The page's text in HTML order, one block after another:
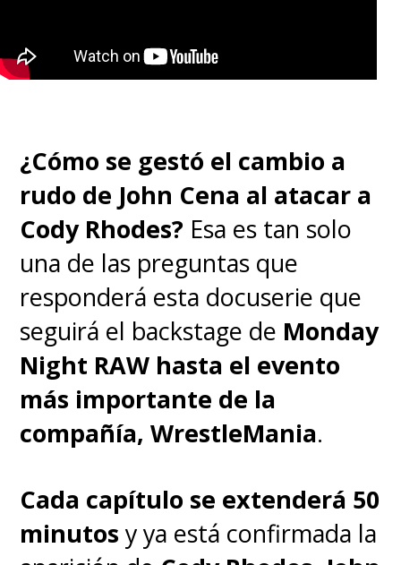
¿Cómo se gestó el cambio a
rudo de John Cena al atacar a
Cody Rhodes? Esa es tan solo
una de las preguntas que
responderá esta docuserie que
seguirá el backstage de Monday
Night RAW hasta el evento
más importante de la
compañía, WrestleMania.
Cada capítulo se extenderá 50
minutos y ya está confirmada la